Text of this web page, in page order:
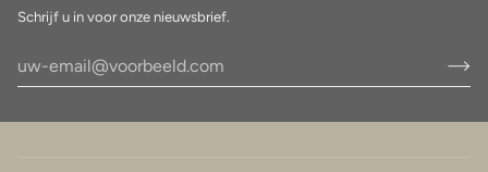
Schrijf u in voor onze nieuwsbrief.